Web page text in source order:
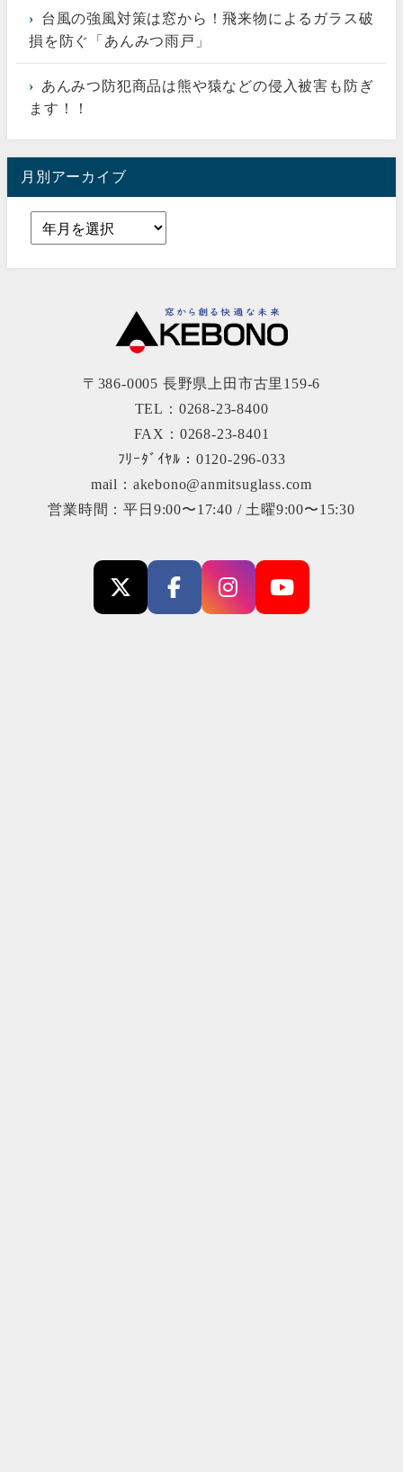
台風の強風対策は窓から！飛来物によるガラス破
損を防ぐ「あんみつ雨戸」
あんみつ防犯商品は熊や猿などの侵入被害も防ぎ
ます！！
月別アーカイブ
〒386-0005 長野県上田市古里159-6
TEL：0268-23-8400
FAX：0268-23-8401
ﾌﾘｰﾀﾞｲﾔﾙ：0120-296-033
mail：akebono@anmitsuglass.com
営業時間：平日9:00〜17:40 / 土曜9:00〜15:30